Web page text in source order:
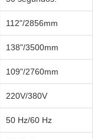
112"/2856mm
138"/3500mm
109"/2760mm
220V/380V
50 Hz/60 Hz